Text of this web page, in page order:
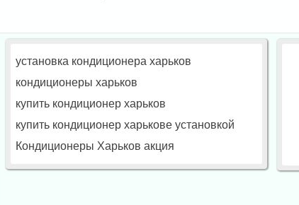
установка кондиционера харьков
кондиционеры харьков
купить кондиционер харьков
купить кондиционер харькове установкой
Кондиционеры Харьков акция